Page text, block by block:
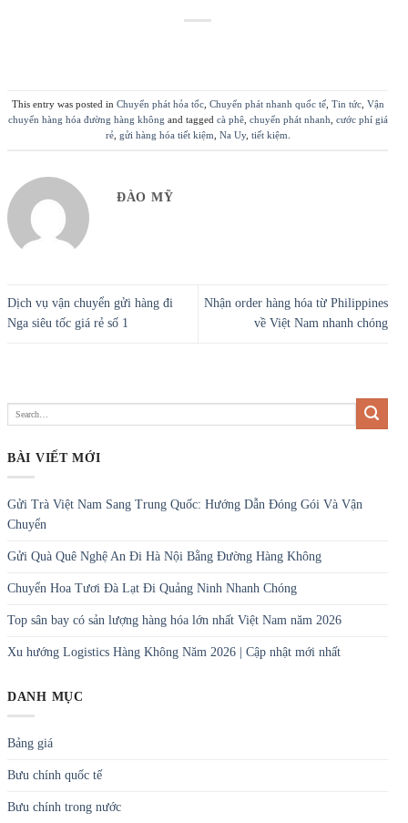
This entry was posted in Chuyển phát hỏa tốc, Chuyển phát nhanh quốc tế, Tin tức, Vận
chuyển hàng hóa đường hàng không and tagged cà phê, chuyển phát nhanh cước phí giá
rẻ, gửi hàng hóa tiết kiệm Na Uy, tiết kiệm
ĐÀO MỸ
Dịch vụ vận chuyển gửi hàng đi
Nga siêu tốc giá rẻ số 1
Nhận order hàng hóa từ Philippines
về Việt Nam nhanh chóng
BÀI VIẾT MỚI
Gửi Trà Việt Nam Sang Trung Quốc: Hướng Dẫn Đóng Gói Và Vận
Chuyển
Gửi Quà Quê Nghệ An Đi Hà Nội Bằng Đường Hàng Không
Chuyển Hoa Tươi Đà Lạt Đi Quảng Ninh Nhanh Chóng
Top sân bay có sản lượng hàng hóa lớn nhất Việt Nam năm 2026
Xu hướng Logistics Hàng Không Năm 2026 | Cập nhật mới nhất
DANH MỤC
Bảng giá
Bưu chính quốc tế
Bưu chính trong nước